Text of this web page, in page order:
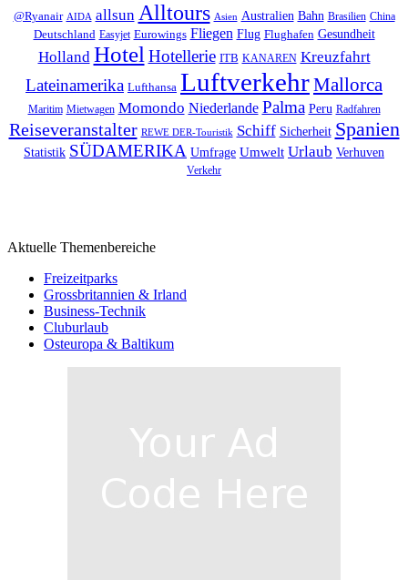
@Ryanair AIDA allsun Alltours Asien Australien Bahn Brasilien China
Deutschland Easyjet Eurowings Fliegen Flug Flughafen Gesundheit
Holland Hotel Hotellerie ITB KANAREN Kreuzfahrt
Lateinamerika Lufthansa LuftverkehrMallorca
Maritim Mietwagen Momondo Niederlande Palma Peru Radfahren
Reiseveranstalter REWE DER-Touristik Schiff Sicherheit Spanien
Statistik SÜDAMERIKA Umfrage Umwelt Urlaub Verhuven
Verkehr
Aktuelle Themenbereiche
Freizeitparks
Grossbritannien & Irland
Business-Technik
Cluburlaub
Osteuropa & Baltikum